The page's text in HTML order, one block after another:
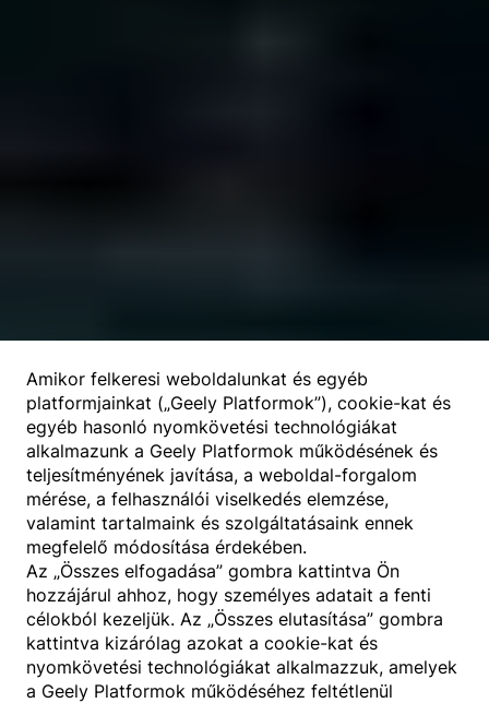
A SZÜLETETT SUPER HIBRID SUV
GEELY STARRAY EM-i
Amikor felkeresi weboldalunkat és egyéb
platformjainkat („Geely Platformok”), cookie-kat és
egyéb hasonló nyomkövetési technológiákat
alkalmazunk a Geely Platformok működésének és
teljesítményének javítása, a weboldal-forgalom
mérése, a felhasználói viselkedés elemzése,
valamint tartalmaink és szolgáltatásaink ennek
megfelelő módosítása érdekében.
Az „Összes elfogadása” gombra kattintva Ön
hozzájárul ahhoz, hogy személyes adatait a fenti
célokból kezeljük. Az „Összes elutasítása” gombra
kattintva kizárólag azokat a cookie-kat és
nyomkövetési technológiákat alkalmazzuk, amelyek
a Geely Platformok működéséhez feltétlenül